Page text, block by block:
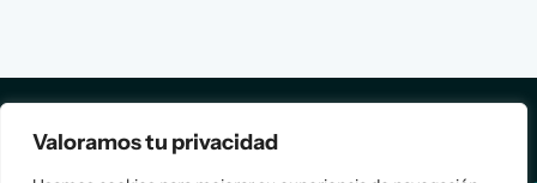
Valoramos tu privacidad